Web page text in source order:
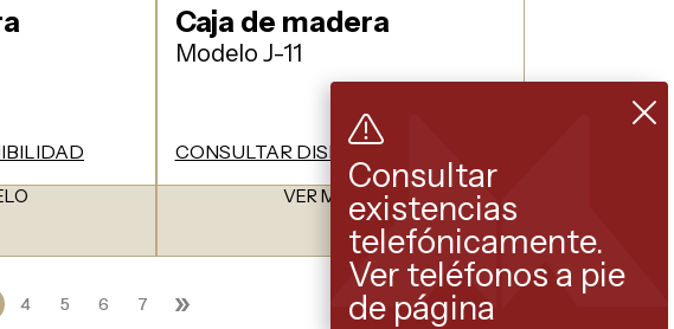
Caja de madera
Modelo J-11
CONSULTAR DISPONIBILIDAD
VER MODELO
4 5 6 7 »
Consultar
existencias
telefónicamente.
Ver teléfonos a pie
de página